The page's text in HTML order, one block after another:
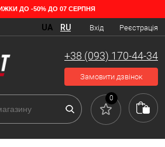
ДО -50% ДО 07 СЕРПНЯ
Вхід Реєстрація
UA RU
+38 (093) 170-44-34
Замовити дзвінок
0